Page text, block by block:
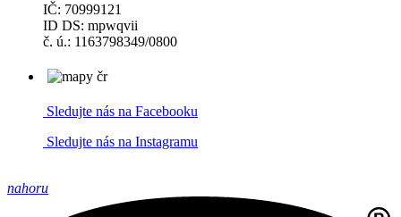
IČ: 70999121
ID DS: mpwqvii
č. ú.: 1163798349/0800
Sledujte nás na Facebooku
Sledujte nás na Instagramu
nahoru